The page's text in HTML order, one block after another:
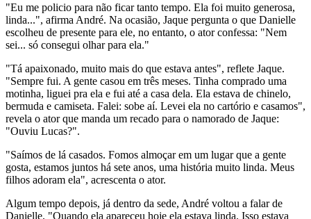
"Eu me policio para não ficar tanto tempo. Ela foi muito generosa,
linda...", afirma André. Na ocasião, Jaque pergunta o que Danielle
escolheu de presente para ele, no entanto, o ator confessa: "Nem
sei... só consegui olhar para ela."
"Tá apaixonado, muito mais do que estava antes", reflete Jaque.
"Sempre fui. A gente casou em três meses. Tinha comprado uma
motinha, liguei pra ela e fui até a casa dela. Ela estava de chinelo,
bermuda e camiseta. Falei: sobe aí. Levei ela no cartório e casamos",
revela o ator que manda um recado para o namorado de Jaque:
"Ouviu Lucas?".
"Saímos de lá casados. Fomos almoçar em um lugar que a gente
gosta, estamos juntos há sete anos, uma história muito linda. Meus
filhos adoram ela", acrescenta o ator.
Algum tempo depois, já dentro da sede, André voltou a falar de
Danielle. "Quando ela apareceu hoje ela estava linda. Isso estava